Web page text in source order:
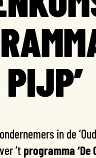
in de
‘t programma ‘De